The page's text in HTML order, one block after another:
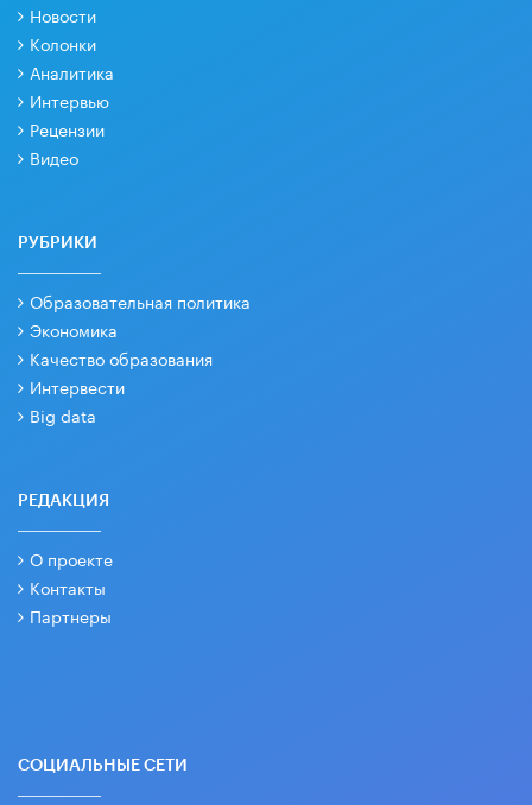
Новости
Колонки
Аналитика
Интервью
Рецензии
Видео
РУБРИКИ
Образовательная политика
Экономика
Качество образования
Интервести
Big data
РЕДАКЦИЯ
О проекте
Контакты
Партнеры
СОЦИАЛЬНЫЕ СЕТИ